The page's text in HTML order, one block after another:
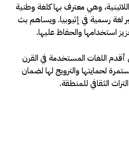
وهي معترف بها كلغة وطنية
لغة رسمية في إثيوبيا. ويساهم بث
استخدامها والحفاظ عليها.
أقدم اللغات المستخدمة في القرن
لحمايتها والترويج لها لضمان
الثقافي للمنطقة.